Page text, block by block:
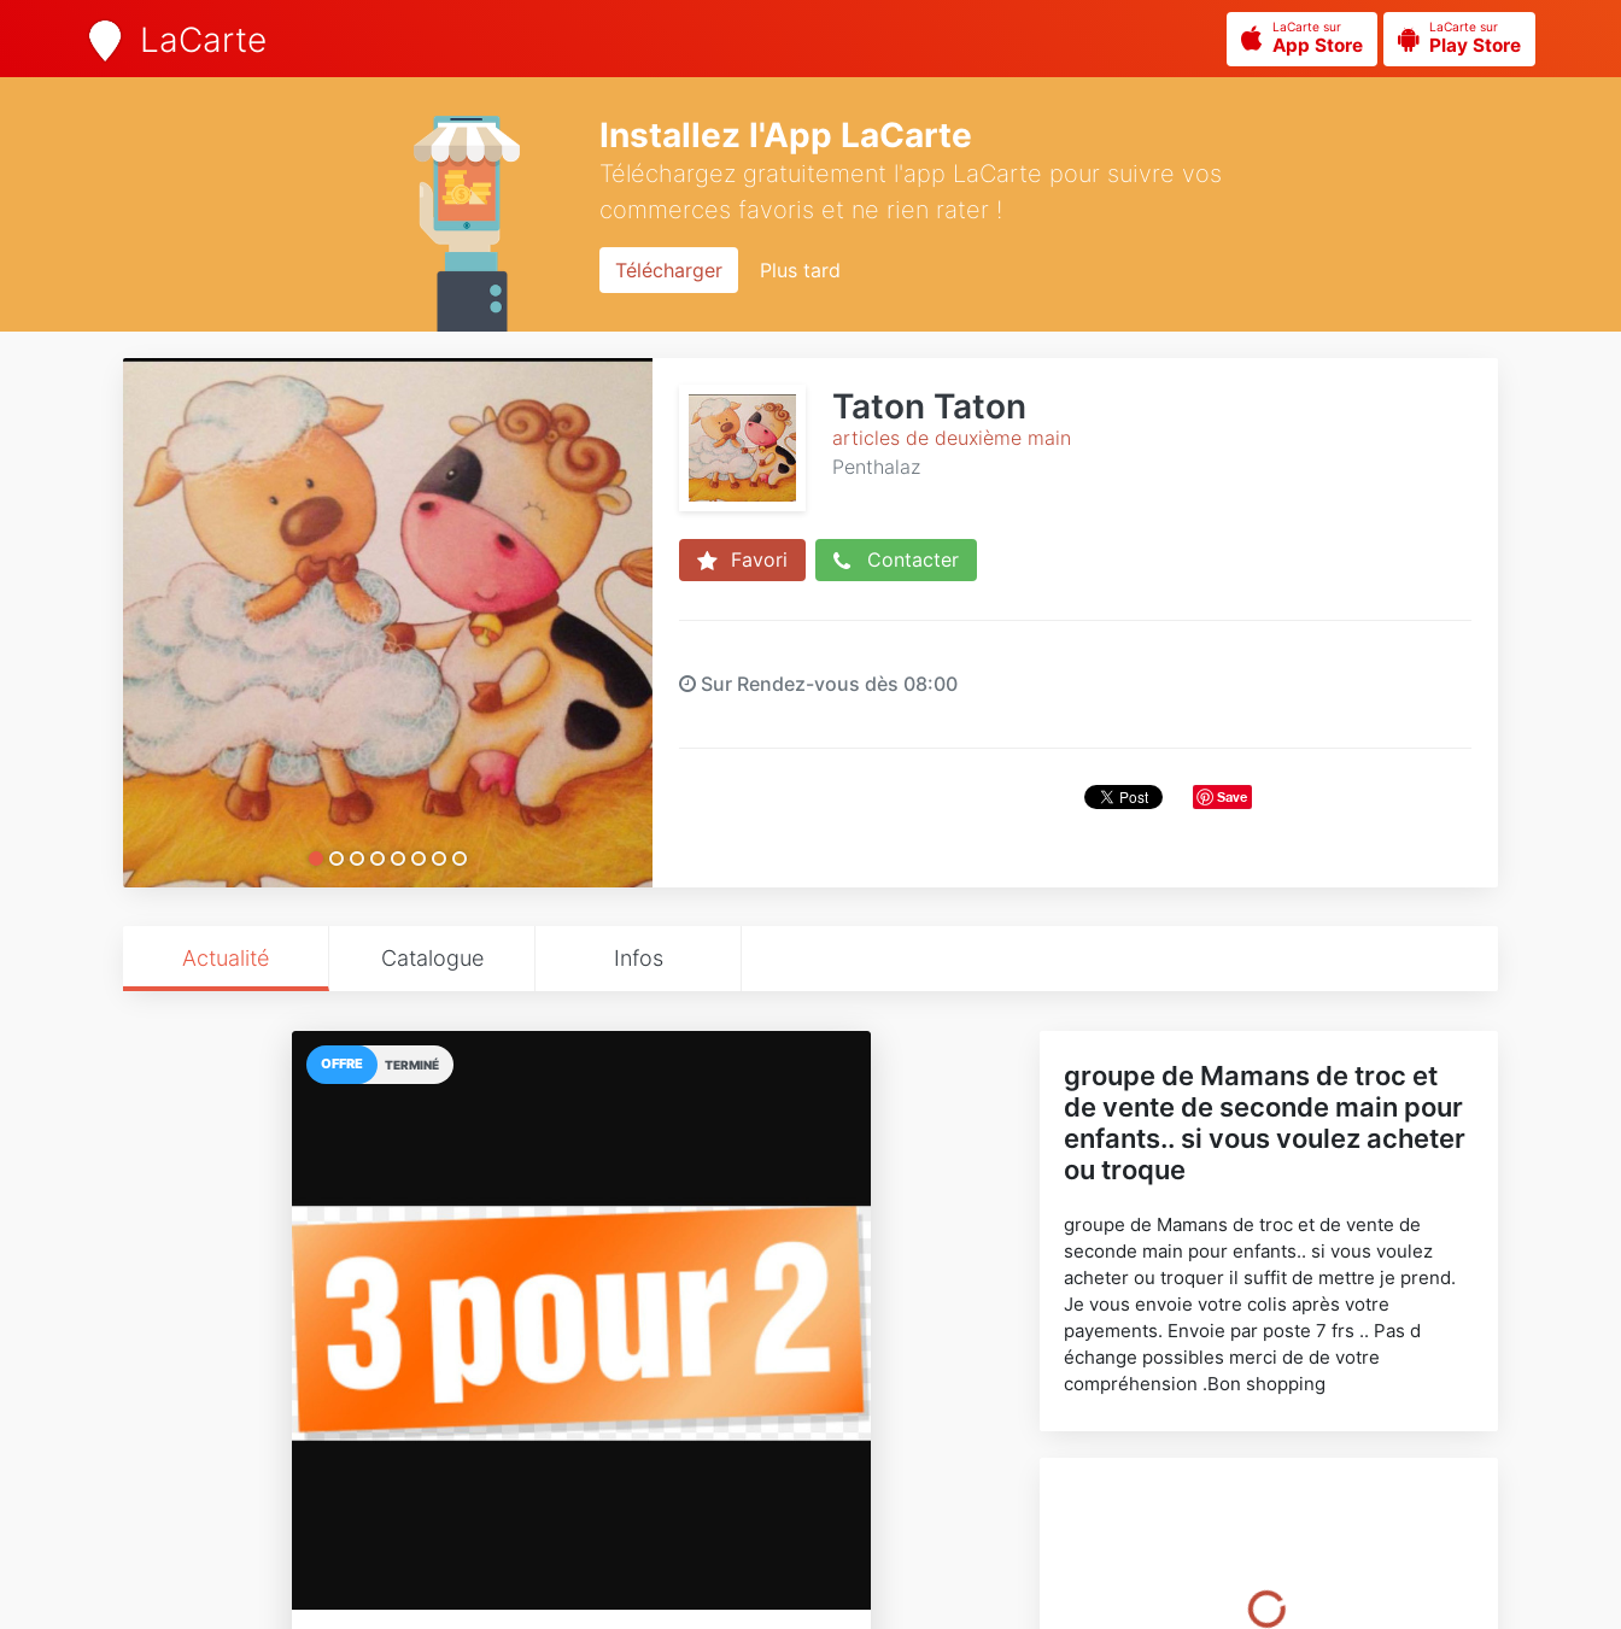
LaCarte LaCarte sur
App Store
LaCarte sur
Play Store
Installez l'App LaCarte
Téléchargez gratuitement l'app LaCarte pour suivre vos
commerces favoris et ne rien rater !
Télécharger Plus tard
Taton Taton
articles de deuxième main
Penthalaz
Favori Contacter
Sur Rendez-vous dès 08:00
Save
Actualité Catalogue Infos
TERMINÉ
OFFRE
groupe de Mamans de troc et
de vente de seconde main pour
enfants.. si vous voulez acheter
ou troque
groupe de Mamans de troc et de vente de
seconde main pour enfants.. si vous voulez
acheter ou troquer il suffit de mettre je prend.
Je vous envoie votre colis après votre
payements. Envoie par poste 7 frs .. Pas d
échange possibles merci de de votre
compréhension .Bon shopping